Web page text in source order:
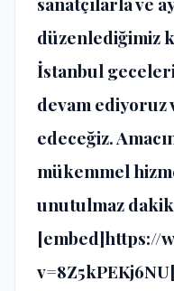
düzenlediğimiz
İstanbul
devam ediyoruz
edeceğiz.
mükemmel
unutulmaz
[embed]https://